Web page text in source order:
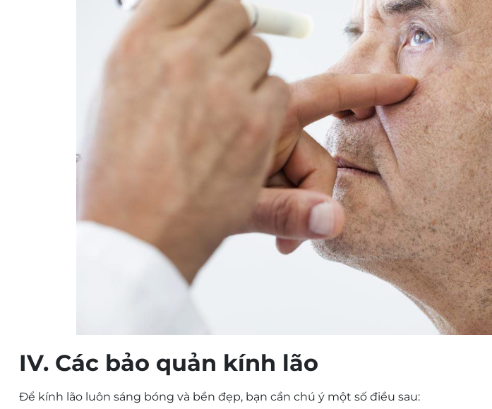
IV. Các bảo quản kính lão
Để kính lão luôn sáng bóng và bền đẹp, bạn cần chú ý một số điều sau: